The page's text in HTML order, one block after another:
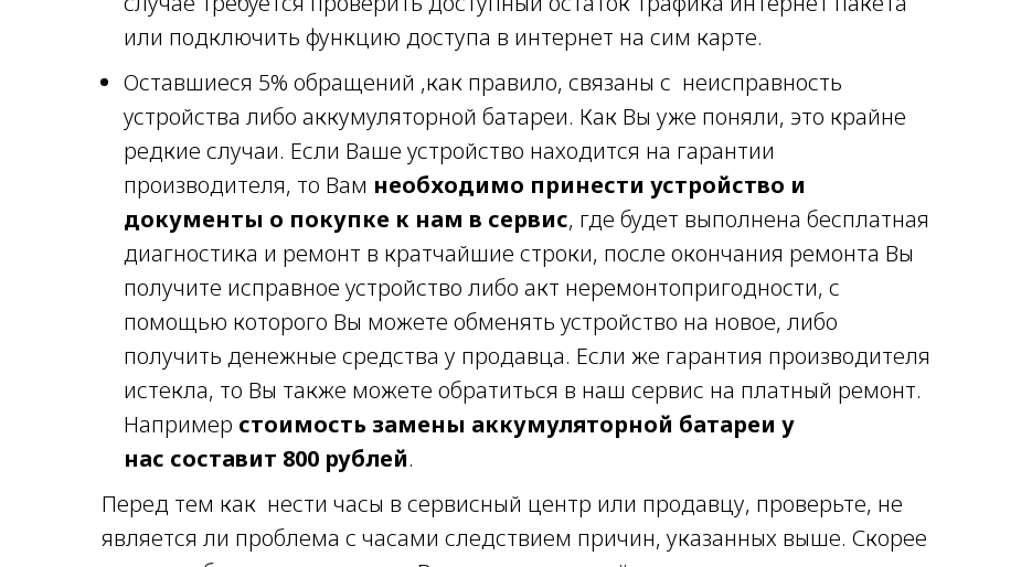
или подключить функцию доступа в интернет на сим карте.
Оставшиеся 5% обращений ,как правило, связаны с неисправность
устройства либо аккумуляторной батареи. Как Вы уже поняли, это крайне
редкие случаи. Если Ваше устройство находится на гарантии
производителя, то Вам необходимо принести устройство и
документы о покупке к нам в сервис, где будет выполнена бесплатная
диагностика и ремонт в кратчайшие строки, после окончания ремонта Вы
получите исправное устройство либо акт неремонтопригодности, с
помощью которого Вы можете обменять устройство на новое, либо
получить денежные средства у продавца. Если же гарантия производителя
истекла, то Вы также можете обратиться в наш сервис на платный ремонт.
Например стоимость замены аккумуляторной батареи у
нас составит 800 рублей.
Перед тем как нести часы в сервисный центр или продавцу, проверьте, не
является ли проблема с часами следствием причин, указанных выше. Скорее